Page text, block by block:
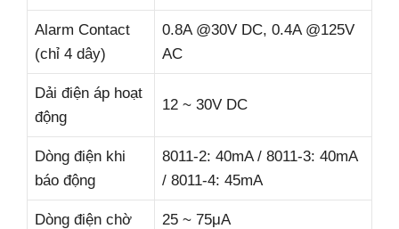
Alarm Contact
(chỉ 4 dây)
0.8A @30V DC, 0.4A @125V
AC
Dải điện áp hoạt
động
12 ~ 30V DC
Dòng điện khi
báo động
8011-2: 40mA / 8011-3: 40mA
/ 8011-4: 45mA
Dòng điện chờ 25 ~ 75μA